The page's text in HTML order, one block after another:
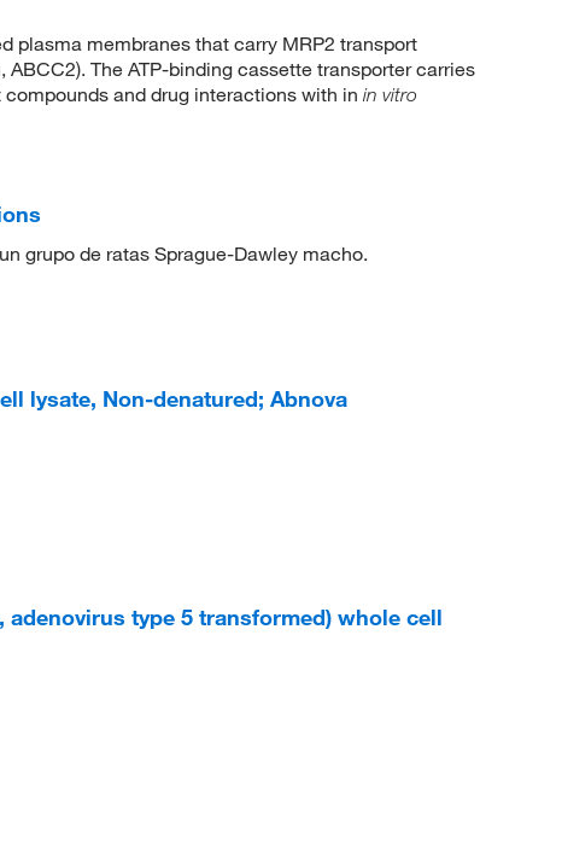
plasma membranes that carry MRP2 transport
The ATP-binding cassette transporter carries
and drug interactions with in in vitro
grupo de ratas Sprague-Dawley macho.
lysate, Non-denatured; Abnova
type 5 transformed) whole cell